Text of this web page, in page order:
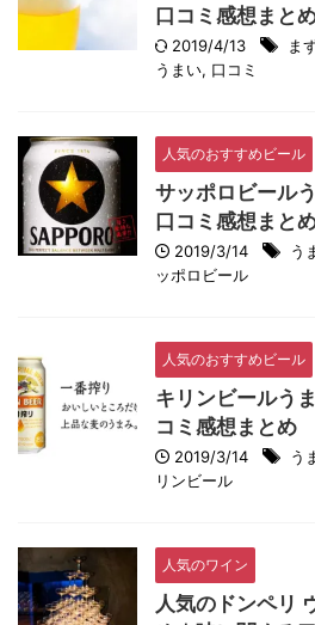
口コミ感想まと
2019/4/13 ま
うまい, 口コミ
人気のおすすめビール
サッポロビール
口コミ感想まと
2019/3/14 う
ッポロビール
人気のおすすめビール
キリンビールう
コミ感想まとめ
2019/3/14 う
リンビール
人気のワイン
人気のドンペリ